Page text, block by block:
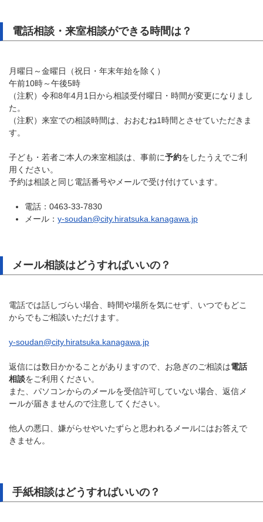
電話相談・来室相談ができる時間は？
月曜日～金曜日（祝日・年末年始を除く）
午前10時～午後5時
（注釈）令和8年4月1日から相談受付曜日・時間が変更になりまし
た。
（注釈）来室での相談時間は、おおむね1時間とさせていただきま
す。
子ども・若者ご本人の来室相談は、事前に予約をしたうえでご利
用ください。
予約は相談と同じ電話番号やメールで受け付けています。
電話：0463-33-7830
メール： y-soudan@city.hiratsuka.kanagawa.jp
メール相談はどうすればいいの？
電話では話しづらい場合、時間や場所を気にせず、いつでもどこ
からでもご相談いただけます。
y-soudan@city.hiratsuka.kanagawa.jp
返信には数日かかることがありますので、お急ぎのご相談は電話
相談をご利用ください。
また、パソコンからのメールを受信許可していない場合、返信メ
ールが届きませんので注意してください。
他人の悪口、嫌がらせやいたずらと思われるメールにはお答えで
きません。
手紙相談はどうすればいいの？